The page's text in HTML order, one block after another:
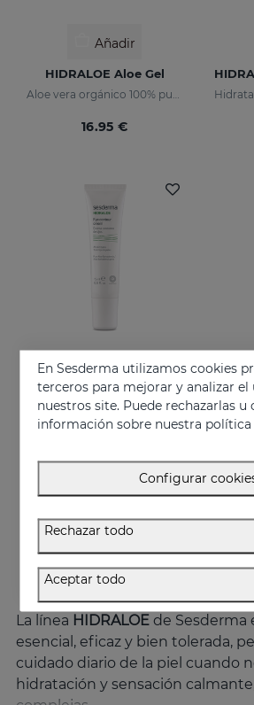
Añadir
HIDRALOE Aloe Gel
Aloe vera orgánico 100% puro
16.95 €
HIDRALOE Contorno De Ojos
Hidratanta, descongestiona, calma y regenera
21.95 €
La línea HIDRALOE de Sesderma
esencial, eficaz y bien tolerada,
cuidado diario de la piel cuando
hidratación y sensación
En Sesderma utilizamos cookies
terceros para mejorar y analizar el
nuestros site. Puede rechazarlas u
información sobre nuestra
Configurar
Rechazar todo
Aceptar todo